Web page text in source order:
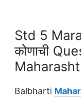
Std 5
कोणाची
Balbharti